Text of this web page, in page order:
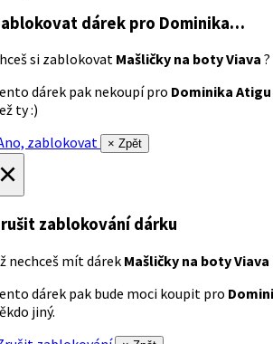
dárek pro Dominika…
si zablokovat Mašličky na boty Viava ?
dárek pak nekoupí pro Dominika
ty :)
zablokovat
× Zpět
zablokování dárku
nechceš mít dárek Mašličky na boty Viava
dárek pak bude moci koupit pro
jiný.